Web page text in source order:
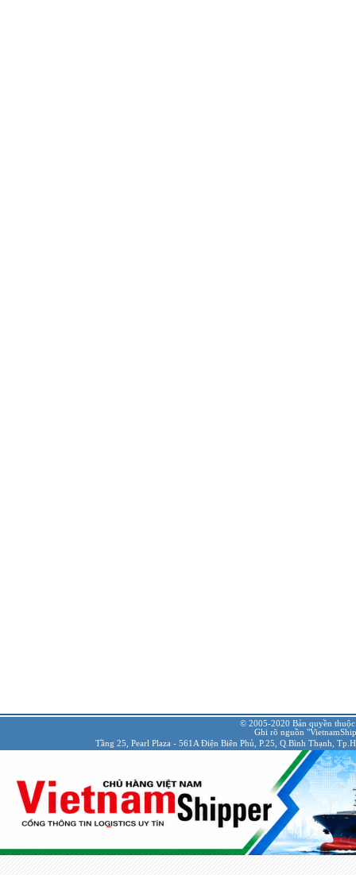
© 2005-2020 Bản quyền
Ghi rõ nguồn
Tầng 25, Pearl Plaza - 561A Điện Biên Phủ, P.25, Q.Bình Thạnh,